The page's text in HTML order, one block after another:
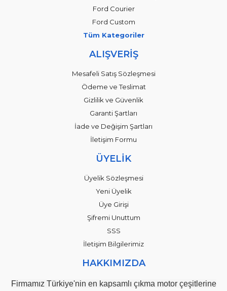
Ford Courier
Ford Custom
Tüm Kategoriler
ALIŞVERİŞ
Mesafeli Satış Sözleşmesi
Ödeme ve Teslimat
Gizlilik ve Güvenlik
Garanti Şartları
İade ve Değişim Şartları
İletişim Formu
ÜYELİK
Üyelik Sözleşmesi
Yeni Üyelik
Üye Girişi
Şifremi Unuttum
SSS
İletişim Bilgilerimiz
HAKKIMIZDA
Firmamız Türkiye'nin en kapsamlı çıkma motor çeşitlerine